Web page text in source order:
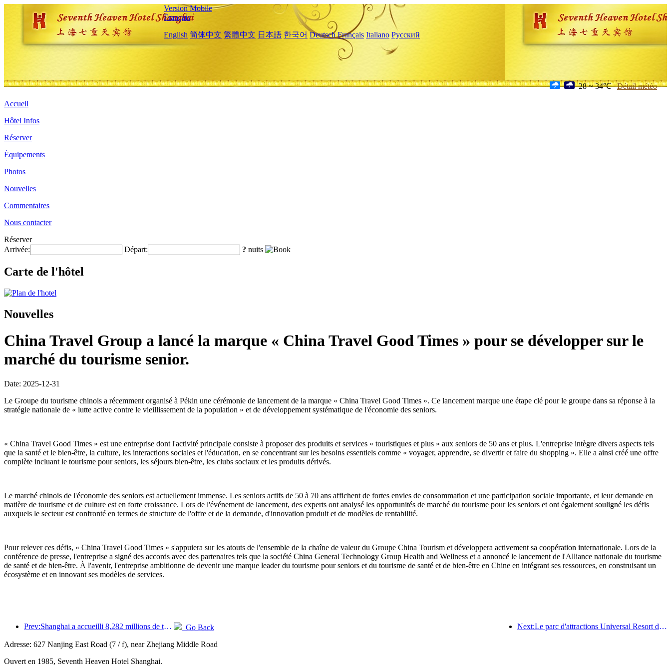
Version Mobile
Français
English 简体中文 繁體中文 日本語 한국어 Deutsch Français Italiano Русский
28 ~ 34℃ Détail météo
Accueil
Hôtel Infos
Réserver
Équipements
Photos
Nouvelles
Commentaires
Nous contacter
Réserver
Arrivée:
Départ: ? nuits
Carte de l'hôtel
Nouvelles
China Travel Group a lancé la marque « China Travel Good Times » pour se développer sur le
marché du tourisme senior.
Date: 2025-12-31
Le Groupe du tourisme chinois a récemment organisé à Pékin une cérémonie de lancement de la marque « China Travel Good Times ». Ce lancement marque une étape clé pour le groupe dans sa réponse à la
stratégie nationale de « lutte active contre le vieillissement de la population » et de développement systématique de l'économie des seniors.
« China Travel Good Times » est une entreprise dont l'activité principale consiste à proposer des produits et services « touristiques et plus » aux seniors de 50 ans et plus. L'entreprise intègre divers aspects tels
que la santé et le bien-être, la culture, les interactions sociales et l'éducation, en se concentrant sur les besoins essentiels comme « voyager, apprendre, se divertir et faire du shopping ». Elle a ainsi créé une offre
complète incluant le tourisme pour seniors, les séjours bien-être, les clubs sociaux et les produits dérivés.
Le marché chinois de l'économie des seniors est actuellement immense. Les seniors actifs de 50 à 70 ans affichent de fortes envies de consommation et une participation sociale importante, et leur demande en
matière de tourisme et de culture est en forte croissance. Lors de l'événement de lancement, des experts ont analysé les opportunités de marché du tourisme pour les seniors et ont également souligné les défis
auxquels le secteur est confronté en termes de structure de l'offre et de la demande, d'innovation produit et de modèles de rentabilité.
Pour relever ces défis, « China Travel Good Times » s'appuiera sur les atouts de l'ensemble de la chaîne de valeur du Groupe China Tourism et développera activement sa coopération internationale. Lors de la
conférence de presse, l'entreprise a signé des accords avec des partenaires tels que la société China General Technology Group Health and Wellness et a annoncé le lancement de l'Alliance nationale du tourisme
de santé et de bien-être. À l'avenir, l'entreprise ambitionne de devenir une marque leader du tourisme pour seniors et du tourisme de santé et de bien-être en Chine en intégrant ses ressources, en construisant un
écosystème et en innovant ses modèles de services.
Prev:Shanghai a accueilli 8,282 millions de touristes étrangers au cours des onze premiers mois de l'année, dépassant ainsi les prévisions initiales. Next:Le parc d'attractions Universal Resort de Pékin lancera son événement du Nouvel An chinois le 23 janvier, qui durera 40 jours.
Go Back
Adresse: 627 Nanjing East Road (7 / f), near Zhejiang Middle Road
Ouvert en 1985, Seventh Heaven Hotel Shanghai.